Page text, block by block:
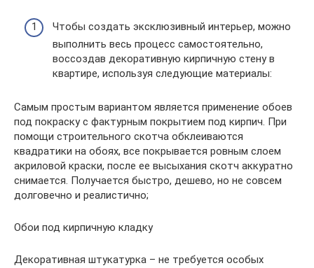
Чтобы создать эксклюзивный интерьер, можно
выполнить весь процесс самостоятельно,
воссоздав декоративную кирпичную стену в
квартире, используя следующие материалы:
Самым простым вариантом является применение обоев
под покраску с фактурным покрытием под кирпич. При
помощи строительного скотча обклеиваются
квадратики на обоях, все покрывается ровным слоем
акриловой краски, после ее высыхания скотч аккуратно
снимается. Получается быстро, дешево, но не совсем
долговечно и реалистично;
Обои под кирпичную кладку
Декоративная штукатурка – не требуется особых